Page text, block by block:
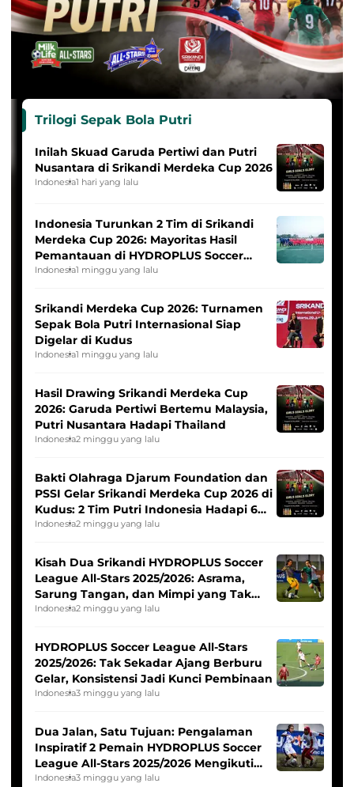
Trilogi Sepak Bola Putri
Inilah Skuad Garuda Pertiwi dan Putri
Nusantara di Srikandi Merdeka Cup 2026
Indonesia1 hari yang lalu
Indonesia Turunkan 2 Tim di Srikandi
Merdeka Cup 2026: Mayoritas Hasil
Pemantauan di HYDROPLUS Soccer
League
Indonesia1 minggu yang lalu
Srikandi Merdeka Cup 2026: Turnamen
Sepak Bola Putri Internasional Siap
Digelar di Kudus
Indonesia1 minggu yang lalu
Hasil Drawing Srikandi Merdeka Cup
2026: Garuda Pertiwi Bertemu Malaysia,
Putri Nusantara Hadapi Thailand
Indonesia2 minggu yang lalu
Bakti Olahraga Djarum Foundation dan
PSSI Gelar Srikandi Merdeka Cup 2026 di
Kudus: 2 Tim Putri Indonesia Hadapi 6
Tim Asia
Indonesia2 minggu yang lalu
Kisah Dua Srikandi HYDROPLUS Soccer
League All-Stars 2025/2026: Asrama,
Sarung Tangan, dan Mimpi yang Tak
Pernah Padam
Indonesia2 minggu yang lalu
HYDROPLUS Soccer League All-Stars
2025/2026: Tak Sekadar Ajang Berburu
Gelar, Konsistensi Jadi Kunci Pembinaan
Indonesia3 minggu yang lalu
Dua Jalan, Satu Tujuan: Pengalaman
Inspiratif 2 Pemain HYDROPLUS Soccer
League All-Stars 2025/2026 Mengikuti
Seleksi Timnas Indonesia Putri
Indonesia3 minggu yang lalu